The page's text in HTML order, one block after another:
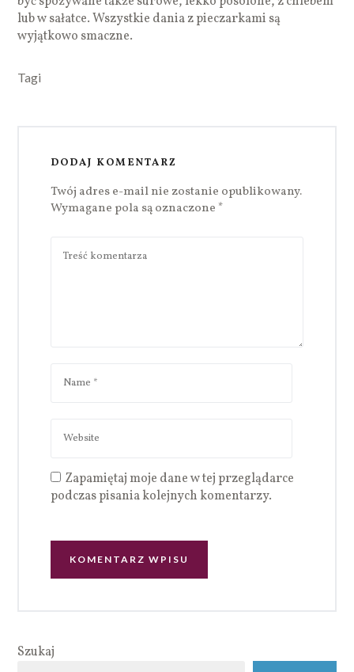
lub w sałatce. Wszystkie dania z pieczarkami są
wyjątkowo smaczne.
Tagi
DODAJ KOMENTARZ
Twój adres e-mail nie zostanie opublikowany.
Wymagane pola są oznaczone *
Zapamiętaj moje dane w tej przeglądarce
podczas pisania kolejnych komentarzy.
Szukaj